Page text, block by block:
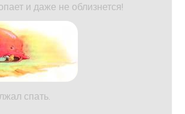
и даже не облизнется!
спать.